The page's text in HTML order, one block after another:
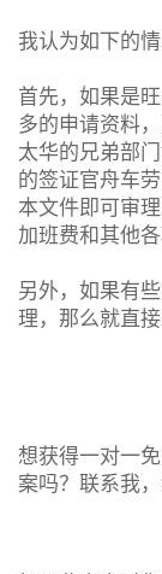
我认为如下的
首先，如果是
多的申请资料
太华的兄弟部
的签证官舟车
本文件即可审
加班费和其他各
另外，如果有
理，那么就直
想获得一对一
案吗？联系我，